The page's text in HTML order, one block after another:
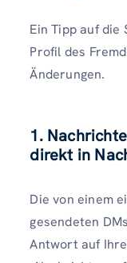
Ein Tipp auf die
Profil des
Änderungen.
1.
direkt in
Die von einem
gesendeten
Antwort auf